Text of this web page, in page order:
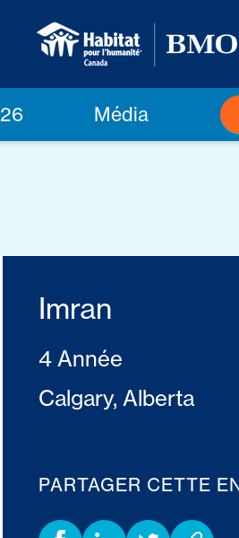
Média
Imran
4 Année
Calgary, Alberta
PARTAGER CETTE